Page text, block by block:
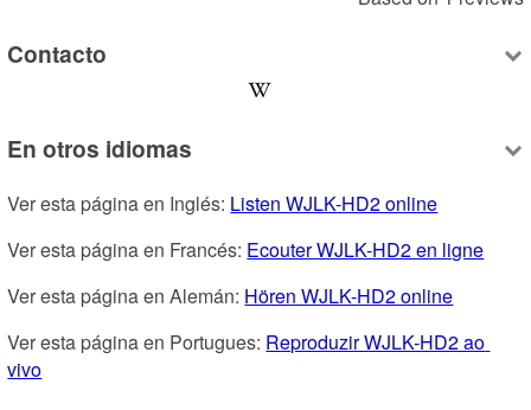
Contacto
En otros idiomas
Ver esta página en Inglés: Listen WJLK-HD2 online
Ver esta página en Francés: Ecouter WJLK-HD2 en ligne
Ver esta página en Alemán: Hören WJLK-HD2 online
Ver esta página en Portugues: Reproduzir WJLK-HD2 ao
vivo